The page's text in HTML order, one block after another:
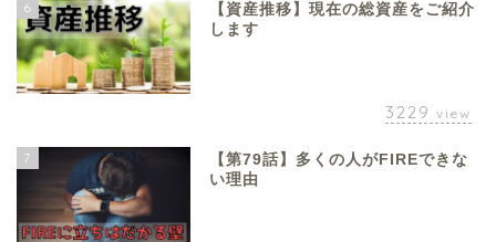
6
【資産推移】現在の総資産をご紹介
します
3229 view
7
【第79話】多くの人がFIREできな
い理由